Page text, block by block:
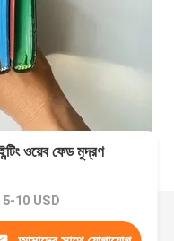
ওয়েব ফেড মুদ্রণ
5-10 USD